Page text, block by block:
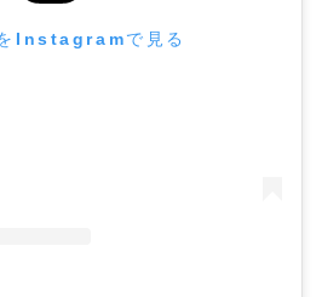
Instagramで見る